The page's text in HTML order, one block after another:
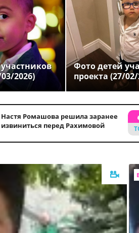
2026)
Фото детей
проекта (27/
Настя Ромашова решила заранее
извиниться перед Рахимовой